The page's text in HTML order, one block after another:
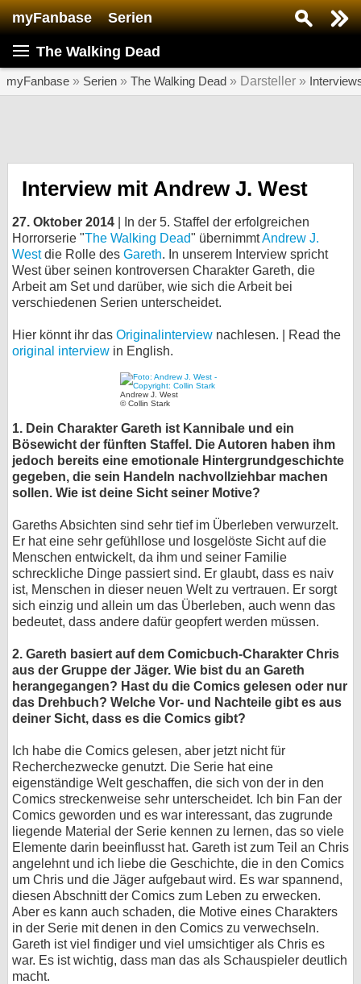
myFanbase Serien
The Walking Dead
myFanbase » Serien » The Walking Dead » Darsteller »
Interview mit Andrew J. West
27. Oktober 2014 | In der 5. Staffel der erfolgreichen
Horrorserie "The Walking Dead" übernimmtAndrew J.
Westdie Rolle des Gareth. In unserem Interview spricht
West über seinen kontroversen Charakter Gareth, die
Arbeit am Set und darüber, wie sich die Arbeit bei
verschiedenen Serien unterscheidet.
Hier könnt ihr das Originalinterview nachlesen. | Read the
original interview in English.
Andrew J. West
© Collin Stark
1. Dein Charakter Gareth ist Kannibale und ein
Bösewicht der fünften Staffel. Die Autoren haben ihm
jedoch bereits eine emotionale Hintergrundgeschichte
gegeben, die sein Handeln nachvollziehbar machen
sollen. Wie ist deine Sicht seiner Motive?
Gareths Absichten sind sehr tief im Überleben verwurzelt.
Er hat eine sehr gefühllose und losgelöste Sicht auf die
Menschen entwickelt, da ihm und seiner Familie
schreckliche Dinge passiert sind. Er glaubt, dass es naiv
ist, Menschen in dieser neuen Welt zu vertrauen. Er sorgt
sich einzig und allein um das Überleben, auch wenn das
bedeutet, dass andere dafür geopfert werden müssen.
2. Gareth basiert auf dem Comicbuch-Charakter Chris
aus der Gruppe der Jäger. Wie bist du an Gareth
herangegangen? Hast du die Comics gelesen oder nur
das Drehbuch? Welche Vor- und Nachteile gibt es aus
deiner Sicht, dass es die Comics gibt?
Ich habe die Comics gelesen, aber jetzt nicht für
Recherchezwecke genutzt. Die Serie hat eine
eigenständige Welt geschaffen, die sich von der in den
Comics streckenweise sehr unterscheidet. Ich bin Fan der
Comics geworden und es war interessant, das zugrunde
liegende Material der Serie kennen zu lernen, das so viele
Elemente darin beeinflusst hat. Gareth ist zum Teil an Chris
angelehnt und ich liebe die Geschichte, die in den Comics
um Chris und die Jäger aufgebaut wird. Es war spannend,
diesen Abschnitt der Comics zum Leben zu erwecken.
Aber es kann auch schaden, die Motive eines Charakters
in der Serie mit denen in den Comics zu verwechseln.
Gareth ist viel findiger und viel umsichtiger als Chris es
war. Es ist wichtig, dass man das als Schauspieler deutlich
macht.
Serie suchen...
SERIEN
KULTUR
Specials
SERVICE
Forum
bei X
Kontakt
Datenschutz
Cookie-Einstellungen
Impressum
myFanbase